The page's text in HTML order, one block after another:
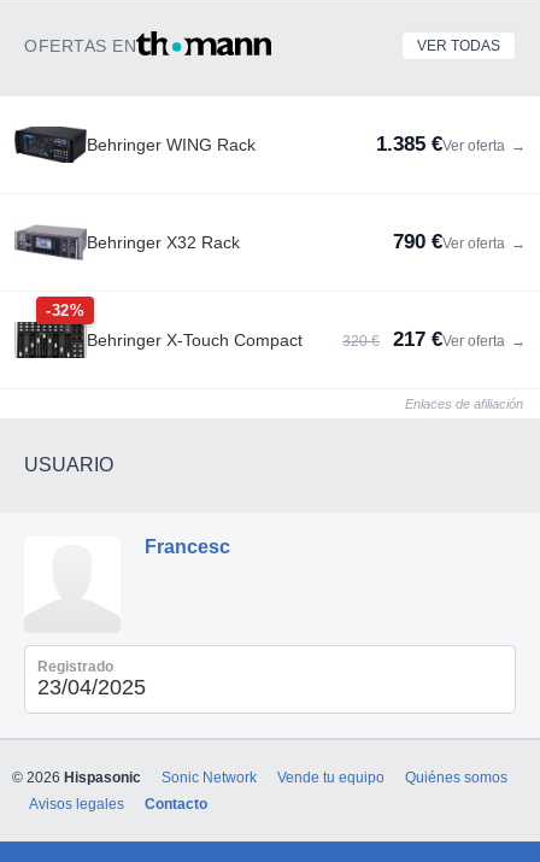
OFERTAS EN VER TODAS
Behringer WING Rack 1.385 €Ver oferta →
Behringer X32 Rack 790 €Ver oferta →
-32%
Behringer X-Touch Compact 320 € 217 €Ver oferta →
Enlaces de afiliación
USUARIO
Francesc
Registrado
23/04/2025
© 2026 Hispasonic Sonic Network Vende tu equipo
Quiénes somos
Avisos legales
Contacto